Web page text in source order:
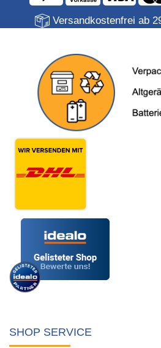
Versandkostenfrei ab
SHOP SERVICE